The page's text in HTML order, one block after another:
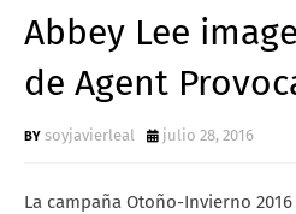
Abbey Lee
de Agent
soyjavierleal julio 28, 2016
La campaña Otoño-Invierno